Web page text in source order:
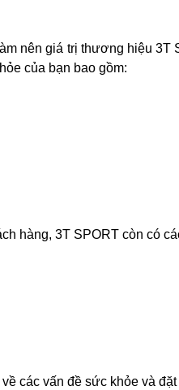
nên giá trị thương hiệu 3T
của bạn bao gồm:
hàng, 3T SPORT còn có
các vấn đề sức khỏe và